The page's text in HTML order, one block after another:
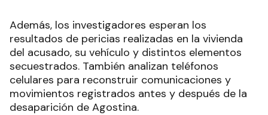
Además, los investigadores esperan los
resultados de pericias realizadas en la vivienda
del acusado, su vehículo y distintos elementos
secuestrados. También analizan teléfonos
celulares para reconstruir comunicaciones y
movimientos registrados antes y después de la
desaparición de Agostina.